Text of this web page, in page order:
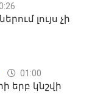
լույս չի
01:00
երբ կնշվի